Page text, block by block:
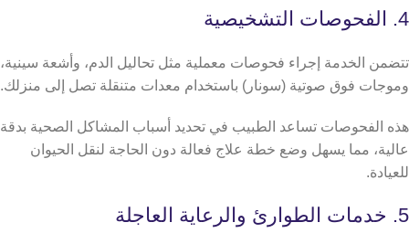
4. الفحوصات التشخيصية
تتضمن الخدمة إجراء فحوصات معملية مثل تحاليل الدم، وأشعة سينية،
وموجات فوق صوتية (سونار) باستخدام معدات متنقلة تصل إلى منزلك.
هذه الفحوصات تساعد الطبيب في تحديد أسباب المشاكل الصحية بدقة
عالية، مما يسهل وضع خطة علاج فعالة دون الحاجة لنقل الحيوان
للعيادة.
5. خدمات الطوارئ والرعاية العاجلة